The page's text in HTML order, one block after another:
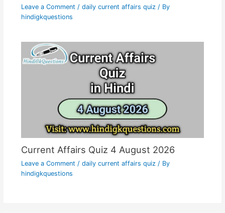
Leave a Comment / daily current affairs quiz/ By
hindigkquestions
Current Affairs Quiz 4 August 2026
Leave a Comment / daily current affairs quiz / By
hindigkquestions